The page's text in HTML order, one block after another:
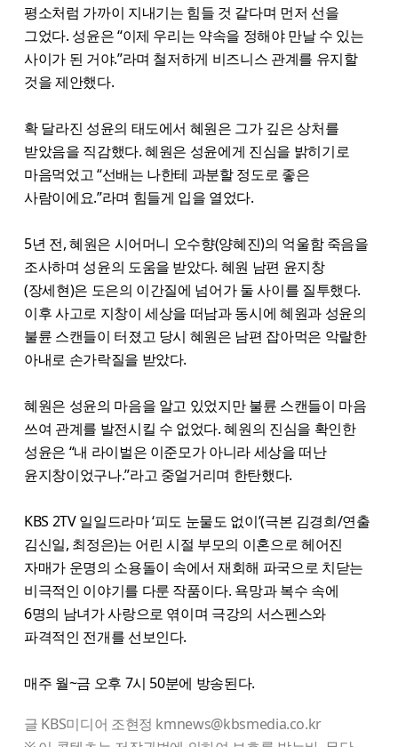
평소처럼 가까이 지내기는 힘들 것 같다며 먼저 선을
그었다. 성윤은 “이제 우리는 약속을 정해야 만날 수 있는
사이가 된 거야.”라며 철저하게 비즈니스 관계를 유지할
것을 제안했다.
확 달라진 성윤의 태도에서 혜원은 그가 깊은 상처를
받았음을 직감했다. 혜원은 성윤에게 진심을 밝히기로
마음먹었고 “선배는 나한테 과분할 정도로 좋은
사람이에요.”라며 힘들게 입을 열었다.
5년 전, 혜원은 시어머니 오수향(양혜진)의 억울함 죽음을
조사하며 성윤의 도움을 받았다. 혜원 남편 윤지창
(장세현)은 도은의 이간질에 넘어가 둘 사이를 질투했다.
이후 사고로 지창이 세상을 떠남과 동시에 혜원과 성윤의
불륜 스캔들이 터졌고 당시 혜원은 남편 잡아먹은 악랄한
아내로 손가락질을 받았다.
혜원은 성윤의 마음을 알고 있었지만 불륜 스캔들이 마음
쓰여 관계를 발전시킬 수 없었다. 혜원의 진심을 확인한
성윤은 “내 라이벌은 이준모가 아니라 세상을 떠난
윤지창이었구나.”라고 중얼거리며 한탄했다.
KBS 2TV 일일드라마 ‘피도 눈물도 없이’(극본 김경희/연출
김신일, 최정은)는 어린 시절 부모의 이혼으로 헤어진
자매가 운명의 소용돌이 속에서 재회해 파국으로 치닫는
비극적인 이야기를 다룬 작품이다. 욕망과 복수 속에
6명의 남녀가 사랑으로 엮이며 극강의 서스펜스와
파격적인 전개를 선보인다.
매주 월~금 오후 7시 50분에 방송된다.
글 KBS미디어 조현정 kmnews@kbsmedia.co.kr